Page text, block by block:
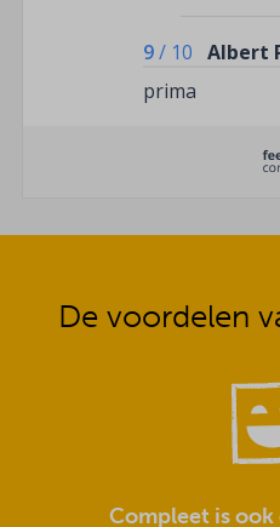
9/ 10 Albert
prima
De voordelen
Compleet is